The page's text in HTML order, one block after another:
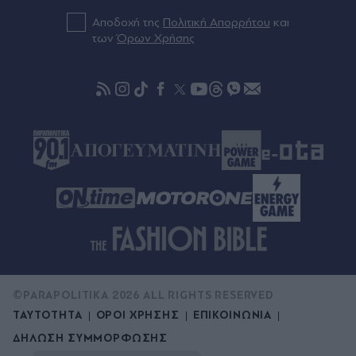
Φωτιά στη Βοιωτία: Προφυλακίστηκαν ο
δήμαρχος Στυλίδας και ακόμη δύο
πάρκο - Το πόρισμα της Πυροσβεστικής
Αποδοχή της Πολιτική Απορρήτου και
τωνΌρων Χρήσης
ΤΑΥΤΟΤΗΤΑ ΟΡΟΙ ΧΡΗΣΗΣ
ΕΠΙΚΟΙΝΩΝΙΑ
ΔΗΛΩΣΗ ΣΥΜΜΟΡΦΩΣΗΣ
©PARAPOLITIKA 2026 ALL RIGHTS RESERVED